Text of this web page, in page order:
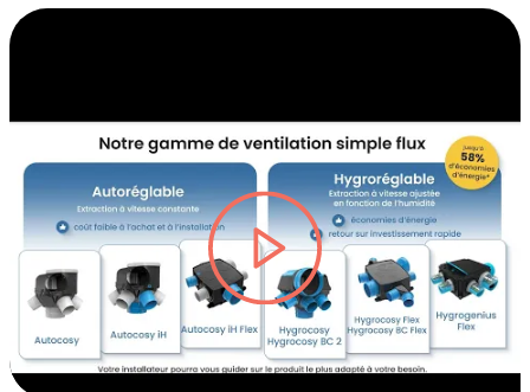
lire la vidéo Hygrocosy - VMC simple